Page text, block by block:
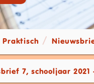
Praktisch
7, schooljaar 2021